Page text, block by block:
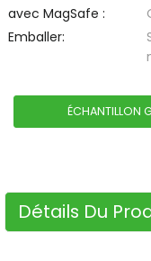
avec MagSafe :
Emballer:
ÉCHANTILLON
Détails Du